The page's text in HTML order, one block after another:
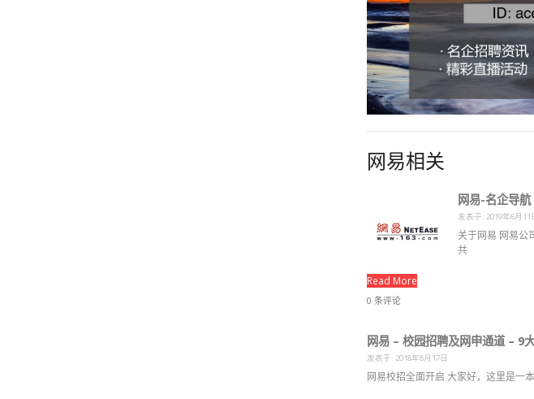
网易相关
网易-名企导航
发表于: 2019年6月11
关于网易 网易公
共
Read More
0 条评论
网易 – 校园招聘及网申通道 – 9
发表于: 2018年8月17日
网易校招全面开启 大家好，这里是一